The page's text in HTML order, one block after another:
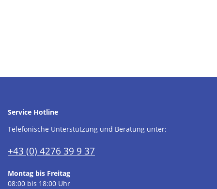
Service Hotline
Telefonische Unterstützung und Beratung unter:
+43 (0) 4276 39 9 37
Montag bis Freitag
08:00 bis 18:00 Uhr